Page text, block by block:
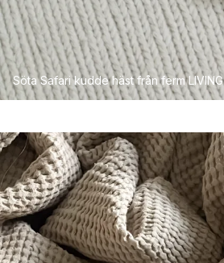
Söta Safari kudde häst från ferm LIVING